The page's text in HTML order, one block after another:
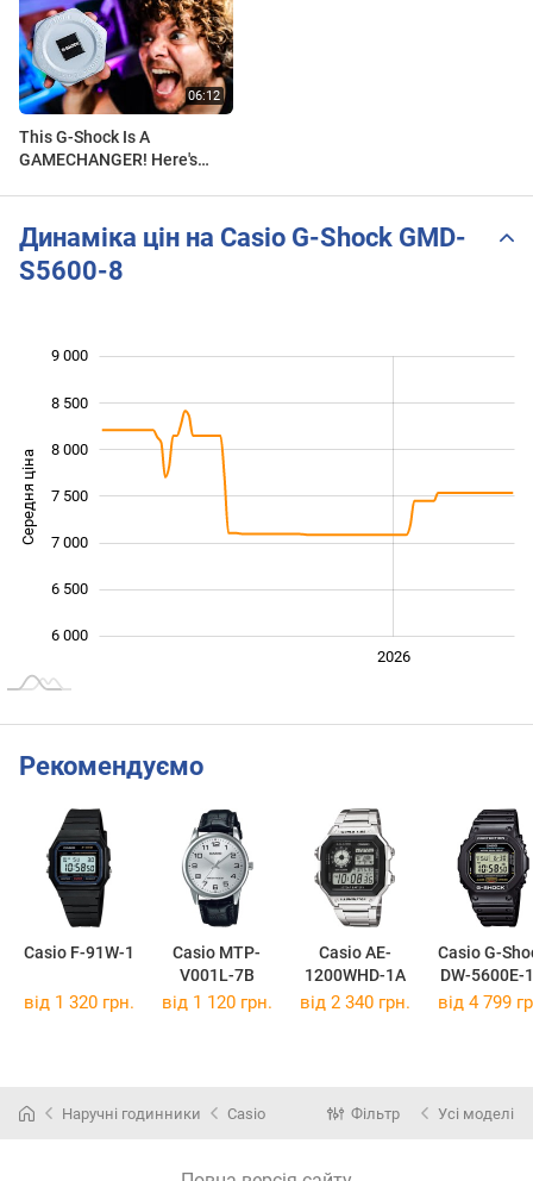
This G-Shock Is A
GAMECHANGER! Here's
Динаміка цін на Casio G-Shock GMD-
S5600-8
Середня ціна 6 000
6 000
6 500
7 000
7 500
8 000
8 500
9 000
2026
Рекомендуємо
Casio F-91W-1
Casio MTP-
V001L-7B
Casio AE-
1200WHD-1A
Casio G-
DW-5600E-
від 1 320 грн. від 1 120 грн. від 2 340 грн. від 4 799
Наручні годинники Casio Фільтр Усі моделі